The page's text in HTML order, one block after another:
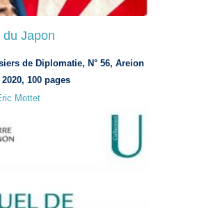
Japon
de Diplomatie, N° 56, Areion
100 pages
Mottet